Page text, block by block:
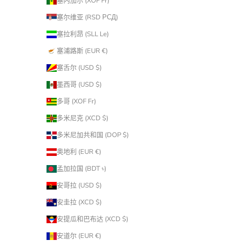
塞尔维亚 (RSD РСД)
塞拉利昂 (SLL Le)
塞浦路斯 (EUR €)
塞舌尔 (USD $)
墨西哥 (USD $)
多哥 (XOF Fr)
多米尼克 (XCD $)
多米尼加共和国 (DOP $)
奥地利 (EUR €)
孟加拉国 (BDT ৳)
安哥拉 (USD $)
安圭拉 (XCD $)
安提瓜和巴布达 (XCD $)
安道尔 (EUR €)